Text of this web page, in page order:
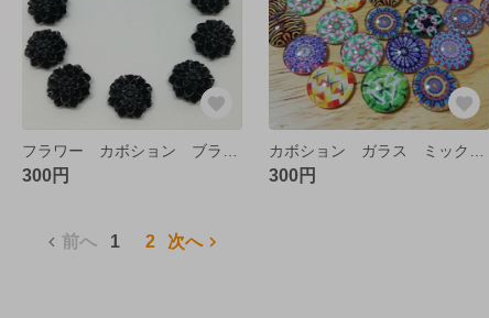
300円 300円
前へ 1 2 次へ